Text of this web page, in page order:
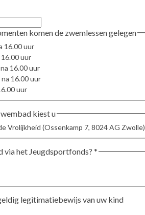
Op welke momenten komen de zwemlessen gelegen
16.00 uur
uur
16.00 uur
16.00 uur
uur
kiest u
Vrolijkheid (Ossenkamp 7, 8024 AG Zwolle)
via het Jeugdsportfonds? *
legitimatiebewijs van uw kind